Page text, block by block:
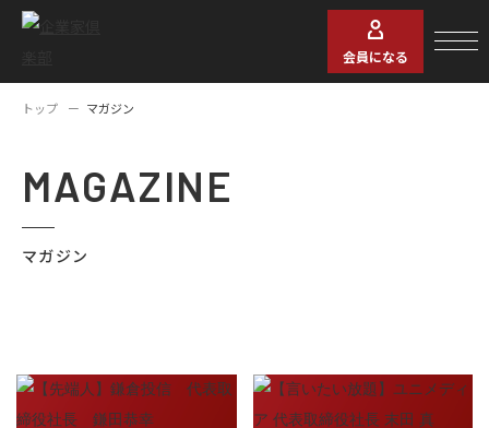
会員になる
トップ マガジン
MAGAZINE
マガジン